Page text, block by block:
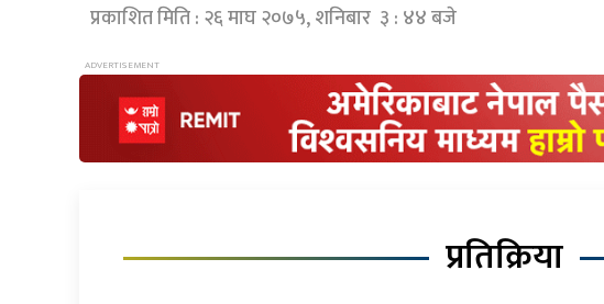
प्रकाशित मिति : २६ माघ २०७५, शनिबार ३ : ४४ बजे
प्रतिक्रिया